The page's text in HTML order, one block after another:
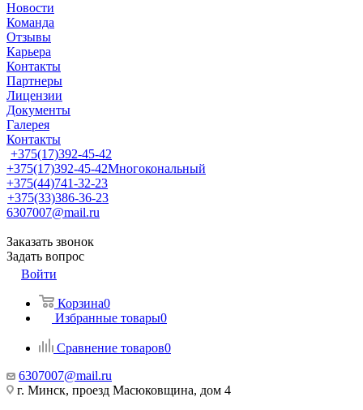
Новости
Команда
Отзывы
Карьера
Контакты
Партнеры
Лицензии
Документы
Галерея
Контакты
+375(17)392-45-42
+375(17)392-45-42Многокональный
+375(44)741-32-23
+375(33)386-36-23
6307007@mail.ru
Заказать звонок
Задать вопрос
Войти
Корзина0
Избранные товары0
Сравнение товаров0
6307007@mail.ru
г. Минск, проезд Масюковщина, дом 4